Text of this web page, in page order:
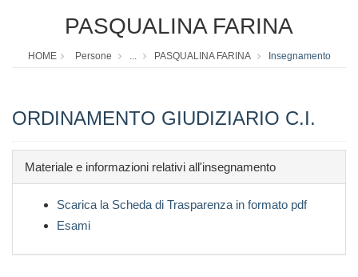
PASQUALINA FARINA
HOME Persone ... PASQUALINA FARINA Insegnamento
ORDINAMENTO GIUDIZIARIO C.I.
Materiale e informazioni relativi all'insegnamento
Scarica la Scheda di Trasparenza in formato pdf
Esami